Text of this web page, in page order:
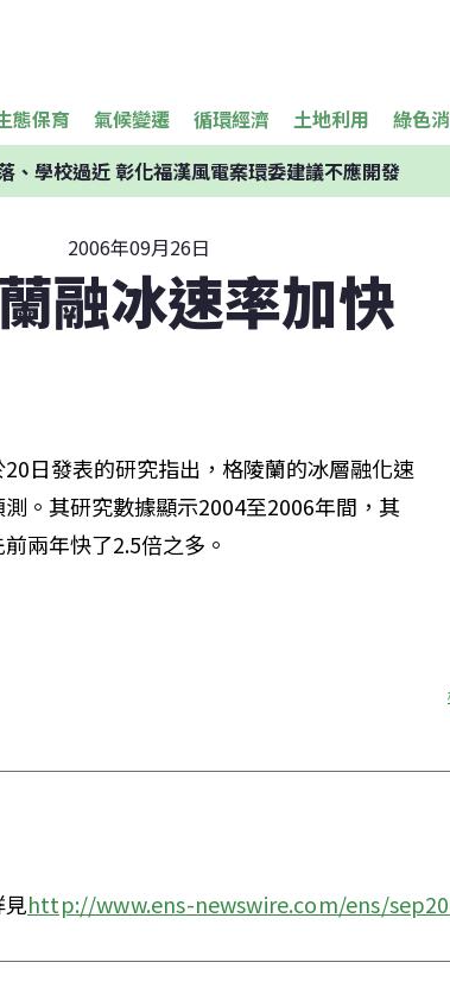
態保育 氣候變遷 循環經濟 土地利用 綠色
、學校過近 彰化福漢風電案環委建議不應開發
2006年09月26日
融冰速率加快
日發表的研究指出，格陵蘭的冰層融化速
。其研究數據顯示2004至2006年間，其
兩年快了2.5倍之多。
http://www.ens-newswire.com/ens/